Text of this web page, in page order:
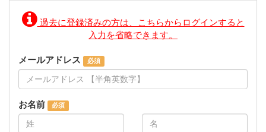
過去に登録済みの方は、こちらからログインすると
入力を省略できます。
メールアドレス
お名前